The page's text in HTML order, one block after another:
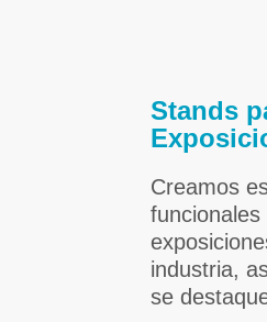
Stands
Creamos
industria,
se